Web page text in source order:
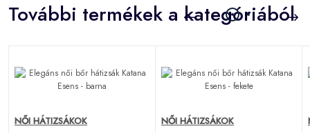
További termékek a kategóriából
NŐI HÁTIZSÁKOK NŐI HÁTIZSÁKOK